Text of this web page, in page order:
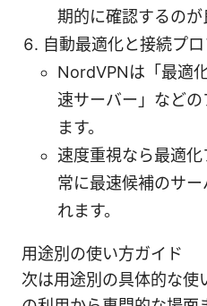
期的に確認するのが
自動最適化と接続プ
NordVPNは「最適
速サーバー」など
ます。
速度重視なら最適化
常に最速候補のサー
れます。
用途別の使い方ガイド
次は用途別の具体的な使